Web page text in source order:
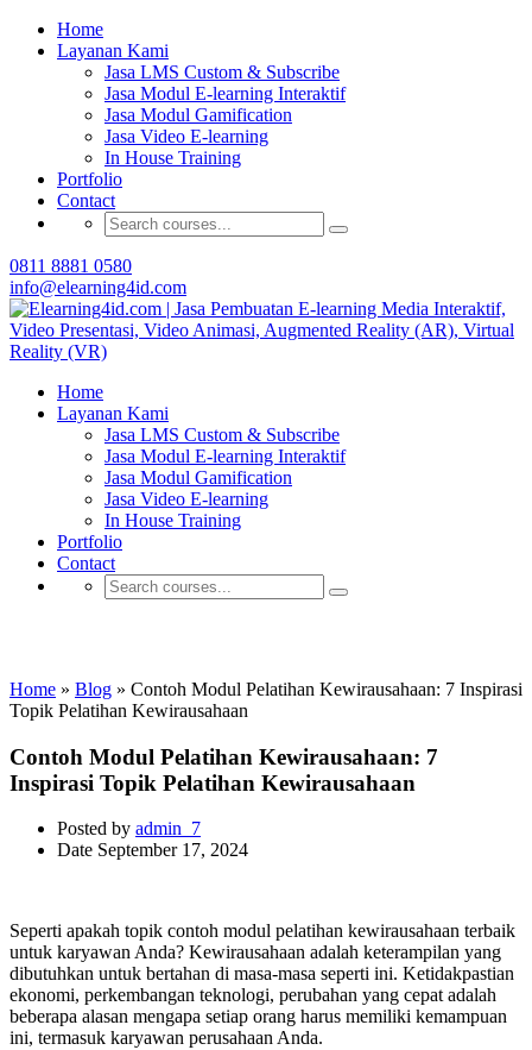
Home
Layanan Kami
Jasa LMS Custom & Subscribe
Jasa Modul E-learning Interaktif
Jasa Modul Gamification
Jasa Video E-learning
In House Training
Portfolio
Contact
0811 8881 0580
info@elearning4id.com
Home
Layanan Kami
Jasa LMS Custom & Subscribe
Jasa Modul E-learning Interaktif
Jasa Modul Gamification
Jasa Video E-learning
In House Training
Portfolio
Contact
Home » Blog » Contoh Modul Pelatihan Kewirausahaan: 7 Inspirasi
Topik Pelatihan Kewirausahaan
Contoh Modul Pelatihan Kewirausahaan: 7
Inspirasi Topik Pelatihan Kewirausahaan
Posted by admin_7
Date September 17, 2024
Seperti apakah topik contoh modul pelatihan kewirausahaan terbaik
untuk karyawan Anda? Kewirausahaan adalah keterampilan yang
dibutuhkan untuk bertahan di masa-masa seperti ini. Ketidakpastian
ekonomi, perkembangan teknologi, perubahan yang cepat adalah
beberapa alasan mengapa setiap orang harus memiliki kemampuan
ini, termasuk karyawan perusahaan Anda.
Buat Modul E-learning & LMS Anda Semakin
Menarik dengan Gamification
Hubungi Tim Elearning4id